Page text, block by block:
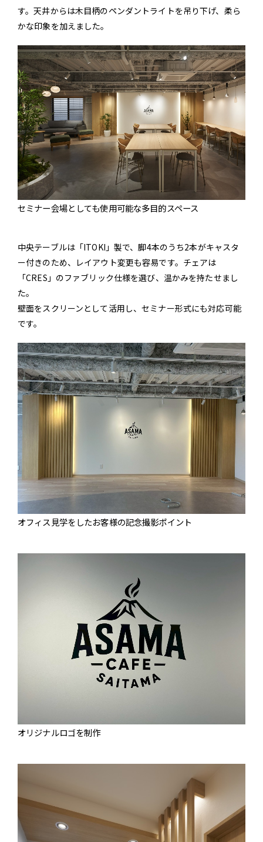
す。天井からは木目柄のペンダントライトを吊り下げ、柔ら
かな印象を加えました。
セミナー会場としても使用可能な多目的スペース
中央テーブルは「ITOKI」製で、脚4本のうち2本がキャスタ
ー付きのため、レイアウト変更も容易です。チェアは
「CRES」のファブリック仕様を選び、温かみを持たせまし
た。
壁面をスクリーンとして活用し、セミナー形式にも対応可能
です。
オフィス見学をしたお客様の記念撮影ポイント
オリジナルロゴを制作